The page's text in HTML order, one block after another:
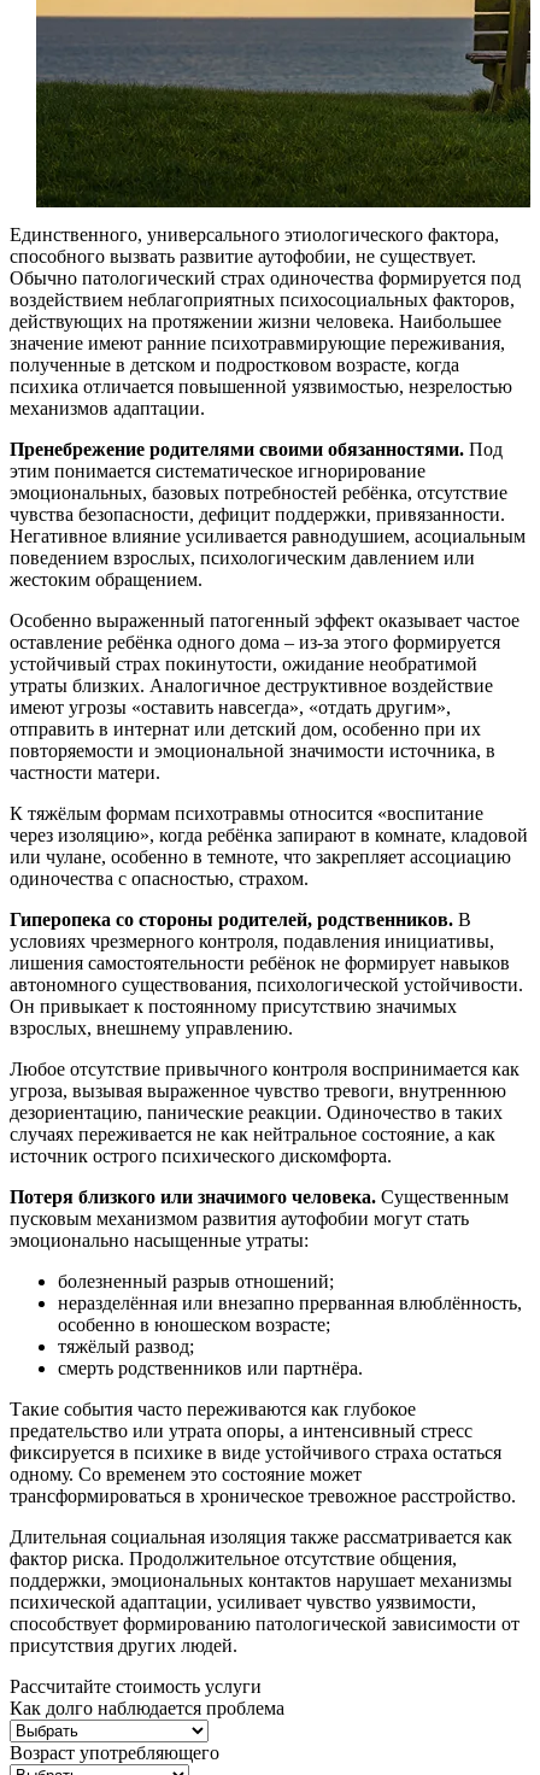
Единственного, универсального этиологического фактора,
способного вызвать развитие аутофобии, не существует.
Обычно патологический страх одиночества формируется под
воздействием неблагоприятных психосоциальных факторов,
действующих на протяжении жизни человека. Наибольшее
значение имеют ранние психотравмирующие переживания,
полученные в детском и подростковом возрасте, когда
психика отличается повышенной уязвимостью, незрелостью
механизмов адаптации.
Пренебрежение родителями своими обязанностями. Под
этим понимается систематическое игнорирование
эмоциональных, базовых потребностей ребёнка, отсутствие
чувства безопасности, дефицит поддержки, привязанности.
Негативное влияние усиливается равнодушием, асоциальным
поведением взрослых, психологическим давлением или
жестоким обращением.
Особенно выраженный патогенный эффект оказывает частое
оставление ребёнка одного дома – из-за этого формируется
устойчивый страх покинутости, ожидание необратимой
утраты близких. Аналогичное деструктивное воздействие
имеют угрозы «оставить навсегда», «отдать другим»,
отправить в интернат или детский дом, особенно при их
повторяемости и эмоциональной значимости источника, в
частности матери.
К тяжёлым формам психотравмы относится «воспитание
через изоляцию», когда ребёнка запирают в комнате, кладовой
или чулане, особенно в темноте, что закрепляет ассоциацию
одиночества с опасностью, страхом.
Гиперопека со стороны родителей, родственников. В
условиях чрезмерного контроля, подавления инициативы,
лишения самостоятельности ребёнок не формирует навыков
автономного существования, психологической устойчивости.
Он привыкает к постоянному присутствию значимых
взрослых, внешнему управлению.
Любое отсутствие привычного контроля воспринимается как
угроза, вызывая выраженное чувство тревоги, внутреннюю
дезориентацию, панические реакции. Одиночество в таких
случаях переживается не как нейтральное состояние, а как
источник острого психического дискомфорта.
Потеря близкого или значимого человека. Существенным
пусковым механизмом развития аутофобии могут стать
эмоционально насыщенные утраты:
болезненный разрыв отношений;
неразделённая или внезапно прерванная влюблённость,
особенно в юношеском возрасте;
тяжёлый развод;
смерть родственников или партнёра.
Такие события часто переживаются как глубокое
предательство или утрата опоры, а интенсивный стресс
фиксируется в психике в виде устойчивого страха остаться
одному. Со временем это состояние может
трансформироваться в хроническое тревожное расстройство.
Длительная социальная изоляция также рассматривается как
фактор риска. Продолжительное отсутствие общения,
поддержки, эмоциональных контактов нарушает механизмы
психической адаптации, усиливает чувство уязвимости,
способствует формированию патологической зависимости от
присутствия других людей.
Рассчитайте стоимость услуги
Как долго наблюдается проблема
Возраст употребляющего